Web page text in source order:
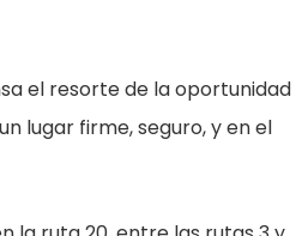
el resorte de la oportunidad
lugar firme, seguro, y en el